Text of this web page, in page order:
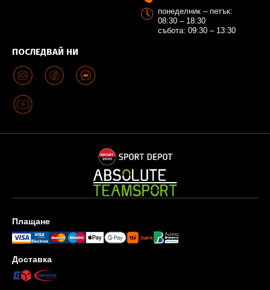
ПОСЛЕДВАЙ НИ
понеделник – петък:
08:30 – 18:30
събота: 09:30 – 13:30
Плащане
Доставка